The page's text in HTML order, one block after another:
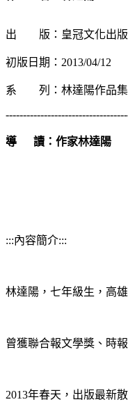
出 版：皇冠文化出版
初版日期：2013/04/12
系 列：林達陽作品集
導 讀：作家林達陽
:::內容簡介:::
林達陽，七年級生，高
曾獲聯合報文學獎、時
2013年春天，出版最新